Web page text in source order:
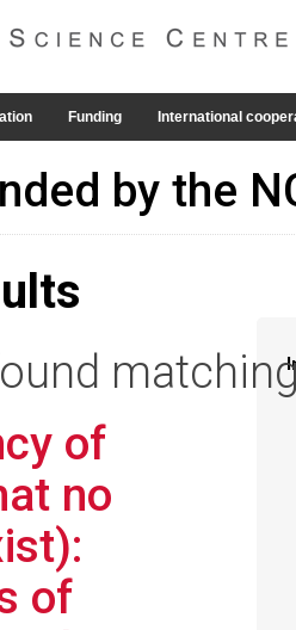
Funding International
by the
of
no
of